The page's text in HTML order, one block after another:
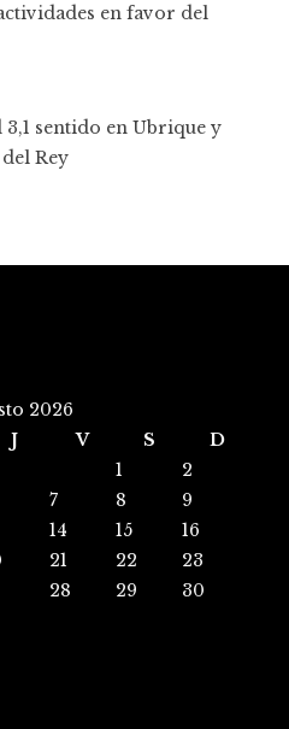
en favor del
sentido en Ubrique y
Rey
2026
J V S
D
1
2
7 8
9
14 15
16
21 22
23
28 29
30